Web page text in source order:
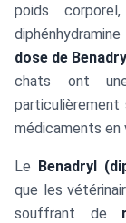
poids
dose de
chats ont
particulièrement
médicaments en
Le Benadryl
que les
souffrant de